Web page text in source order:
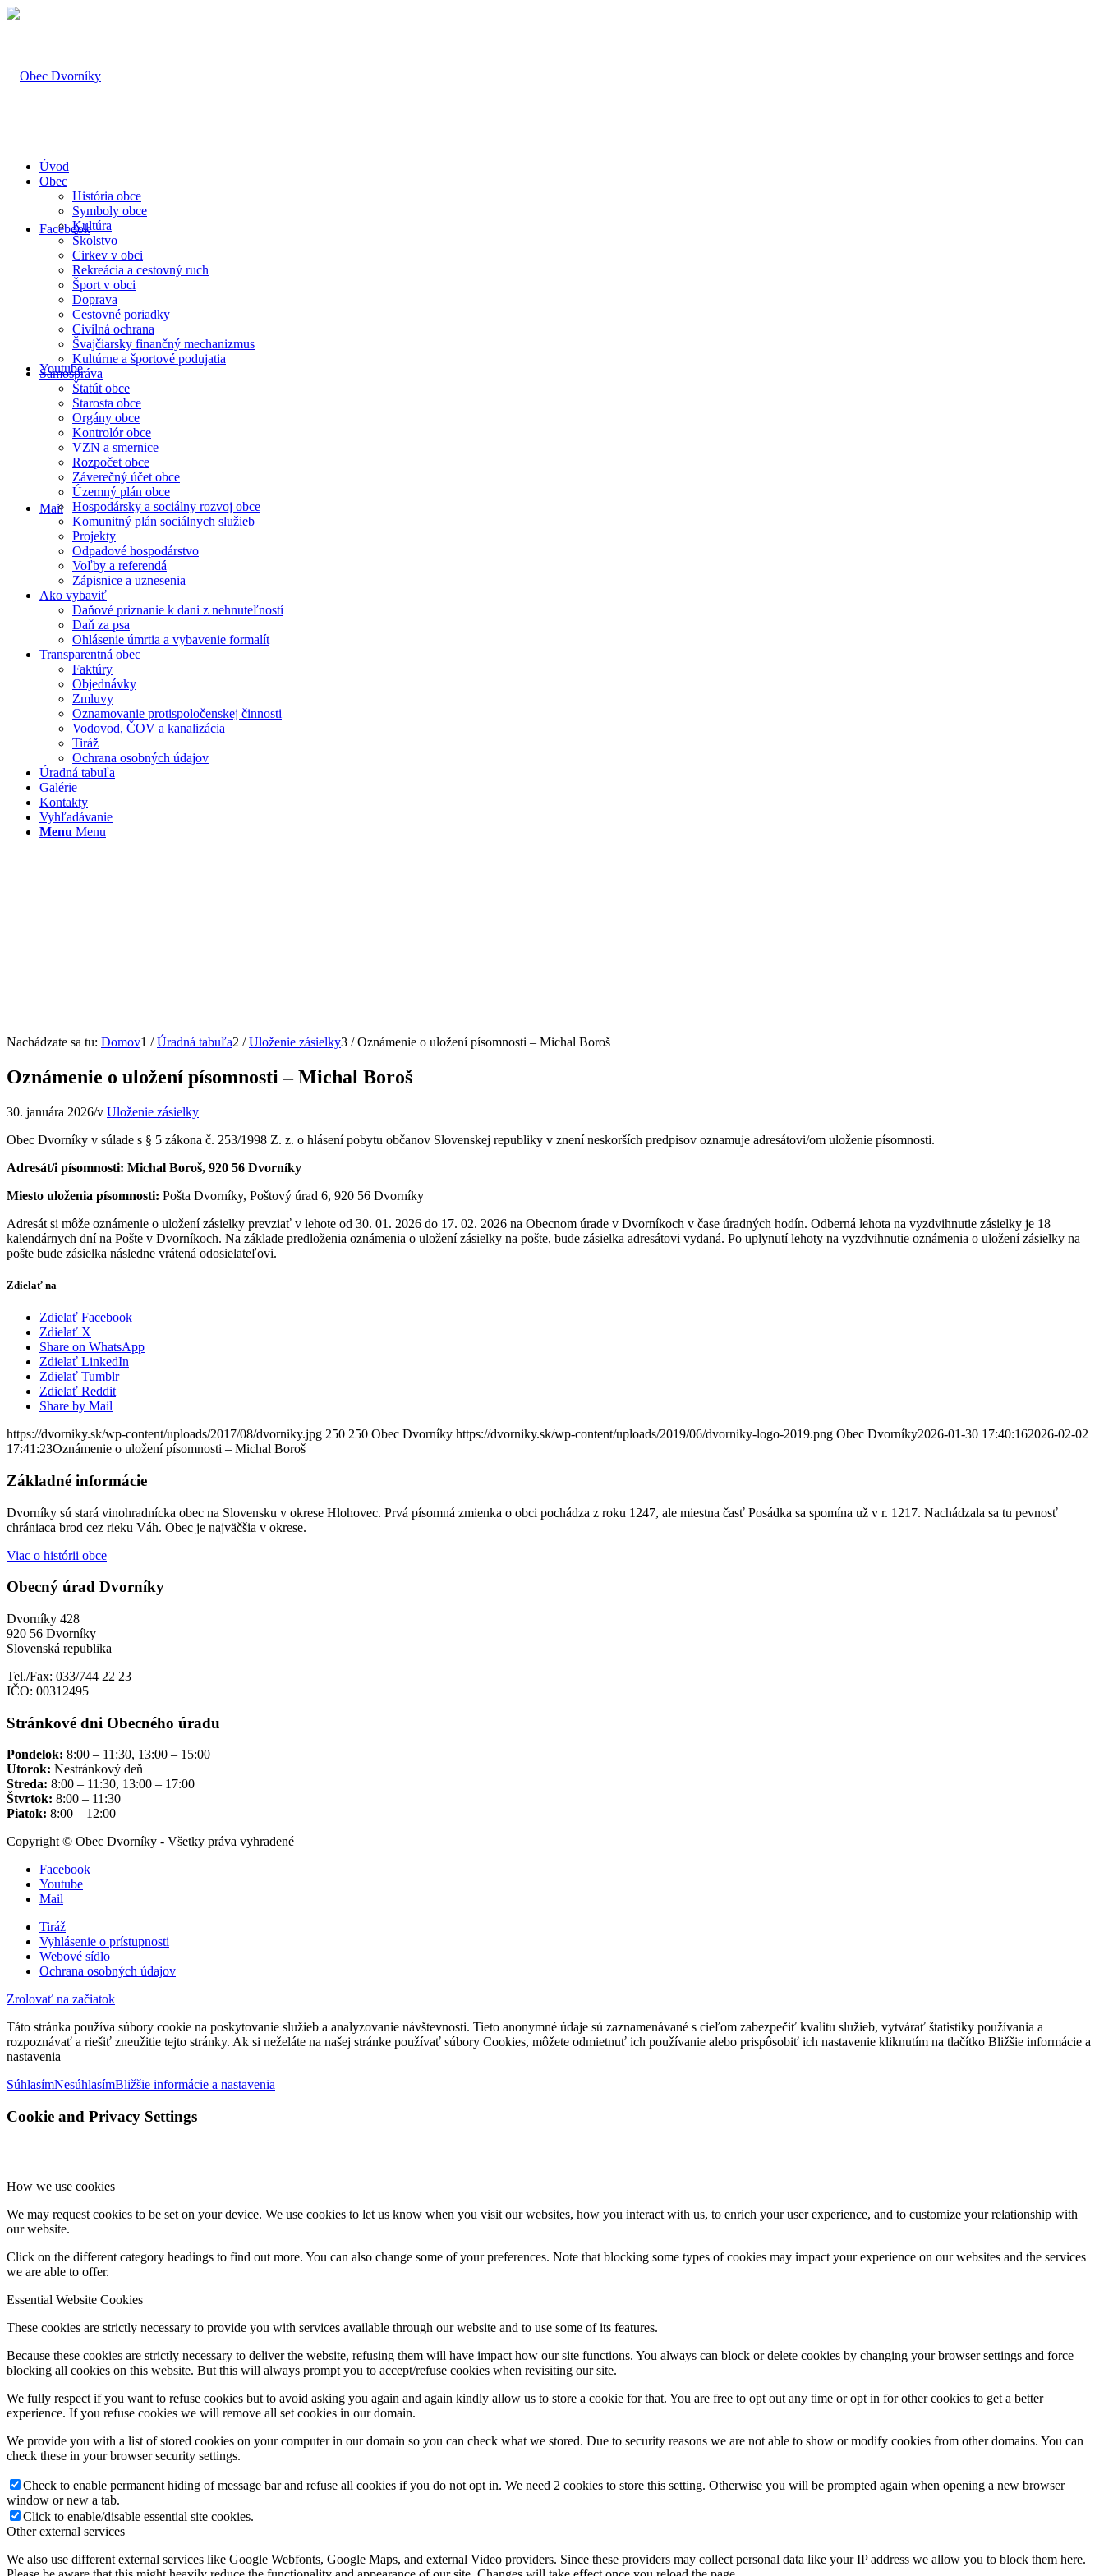
Facebook
Youtube
Mail
Úvod
Obec
História obce
Symboly obce
Kultúra
Školstvo
Cirkev v obci
Rekreácia a cestovný ruch
Šport v obci
Doprava
Cestovné poriadky
Civilná ochrana
Švajčiarsky finančný mechanizmus
Kultúrne a športové podujatia
Samospráva
Štatút obce
Starosta obce
Orgány obce
Kontrolór obce
VZN a smernice
Rozpočet obce
Záverečný účet obce
Územný plán obce
Hospodársky a sociálny rozvoj obce
Komunitný plán sociálnych služieb
Projekty
Odpadové hospodárstvo
Voľby a referendá
Zápisnice a uznesenia
Ako vybaviť
Daňové priznanie k dani z nehnuteľností
Daň za psa
Ohlásenie úmrtia a vybavenie formalít
Transparentná obec
Faktúry
Objednávky
Zmluvy
Oznamovanie protispoločenskej činnosti
Vodovod, ČOV a kanalizácia
Tiráž
Ochrana osobných údajov
Úradná tabuľa
Galérie
Kontakty
Vyhľadávanie
Menu Menu
Nachádzate sa tu: Domov1 / Úradná tabuľa2 / Uloženie zásielky3 / Oznámenie o uložení písomnosti – Michal Boroš
Oznámenie o uložení písomnosti – Michal Boroš
30. januára 2026/v Uloženie zásielky
Obec Dvorníky v súlade s § 5 zákona č. 253/1998 Z. z. o hlásení pobytu občanov Slovenskej republiky v znení neskorších predpisov oznamuje adresátovi/om uloženie písomnosti.
Adresát/i písomnosti: Michal Boroš, 920 56 Dvorníky
Miesto uloženia písomnosti: Pošta Dvorníky, Poštový úrad 6, 920 56 Dvorníky
Adresát si môže oznámenie o uložení zásielky prevziať v lehote od 30. 01. 2026 do 17. 02. 2026 na Obecnom úrade v Dvorníkoch v čase úradných hodín. Odberná lehota na vyzdvihnutie zásielky je 18
kalendárnych dní na Pošte v Dvorníkoch. Na základe predloženia oznámenia o uložení zásielky na pošte, bude zásielka adresátovi vydaná. Po uplynutí lehoty na vyzdvihnutie oznámenia o uložení zásielky na
pošte bude zásielka následne vrátená odosielateľovi.
Zdielať na
Zdielať Facebook
Zdielať X
Share on WhatsApp
Zdielať LinkedIn
Zdielať Tumblr
Zdielať Reddit
Share by Mail
https://dvorniky.sk/wp-content/uploads/2017/08/dvorniky.jpg 250 250 Obec Dvorníky https://dvorniky.sk/wp-content/uploads/2019/06/dvorniky-logo-2019.png Obec Dvorníky2026-01-30 17:40:162026-02-02
17:41:23Oznámenie o uložení písomnosti – Michal Boroš
Základné informácie
Dvorníky sú stará vinohradnícka obec na Slovensku v okrese Hlohovec. Prvá písomná zmienka o obci pochádza z roku 1247, ale miestna časť Posádka sa spomína už v r. 1217. Nachádzala sa tu pevnosť
chrániaca brod cez rieku Váh. Obec je najväčšia v okrese.
Viac o histórii obce
Obecný úrad Dvorníky
Dvorníky 428
920 56 Dvorníky
Slovenská republika
Tel./Fax: 033/744 22 23
IČO: 00312495
Stránkové dni Obecného úradu
Pondelok: 8:00 – 11:30, 13:00 – 15:00
Utorok: Nestránkový deň
Streda: 8:00 – 11:30, 13:00 – 17:00
Štvrtok: 8:00 – 11:30
Piatok: 8:00 – 12:00
Copyright © Obec Dvorníky - Všetky práva vyhradené
Facebook
Youtube
Mail
Tiráž
Vyhlásenie o prístupnosti
Webové sídlo
Ochrana osobných údajov
Zrolovať na začiatok
Táto stránka používa súbory cookie na poskytovanie služieb a analyzovanie návštevnosti. Tieto anonymné údaje sú zaznamenávané s cieľom zabezpečiť kvalitu služieb, vytvárať štatistiky používania a
rozpoznávať a riešiť zneužitie tejto stránky. Ak si neželáte na našej stránke používať súbory Cookies, môžete odmietnuť ich používanie alebo prispôsobiť ich nastavenie kliknutím na tlačítko Bližšie informácie a
nastavenia
SúhlasímNesúhlasímBližšie informácie a nastavenia
Cookie and Privacy Settings
How we use cookies
We may request cookies to be set on your device. We use cookies to let us know when you visit our websites, how you interact with us, to enrich your user experience, and to customize your relationship with
our website.
Click on the different category headings to find out more. You can also change some of your preferences. Note that blocking some types of cookies may impact your experience on our websites and the services
we are able to offer.
Essential Website Cookies
These cookies are strictly necessary to provide you with services available through our website and to use some of its features.
Because these cookies are strictly necessary to deliver the website, refusing them will have impact how our site functions. You always can block or delete cookies by changing your browser settings and force
blocking all cookies on this website. But this will always prompt you to accept/refuse cookies when revisiting our site.
We fully respect if you want to refuse cookies but to avoid asking you again and again kindly allow us to store a cookie for that. You are free to opt out any time or opt in for other cookies to get a better
experience. If you refuse cookies we will remove all set cookies in our domain.
We provide you with a list of stored cookies on your computer in our domain so you can check what we stored. Due to security reasons we are not able to show or modify cookies from other domains. You can
check these in your browser security settings.
Check to enable permanent hiding of message bar and refuse all cookies if you do not opt in. We need 2 cookies to store this setting. Otherwise you will be prompted again when opening a new browser
window or new a tab.
Click to enable/disable essential site cookies.
Other external services
We also use different external services like Google Webfonts, Google Maps, and external Video providers. Since these providers may collect personal data like your IP address we allow you to block them here.